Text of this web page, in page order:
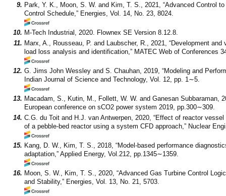
9. Park, Y. K., Moon, S. W. and Kim, T. S., 2021, “Advanced Control
Control Schedule,” Energies, Vol. 14, No. 23, 8024.
10. M-Tech Industrial, 2020. Flownex SE Version 8.12.8.
11. Marx, A., Rousseau, P. and Laubscher, R., 2021, “Development
load loss analysis and identification,” MATEC Web of Conferences
12. G. Jims John Wessley and S. Chauhan, 2019, “Modeling and
Indian Journal of Science and Technology, Vol. 12, pp. 1∼5.
13. Macadam, S., Kutin, M., Follett, W. W. and Ganesan Subbaraman,
European conference on sCO2 power system 2019, pp.300∼309.
14. C.G. du Toit and H.J. van Antwerpen, 2020, “Effect of reactor
of a pebble-bed reactor using a system CFD approach,” Nuclear
15. Kang, D. W., Kim, T. S., 2018, “Model-based performance
adaptation,” Applied Energy, Vol.212, pp.1345∼1359.
16. Moon, S. W., Kim, T. S., 2020, “Advanced Gas Turbine Control
and Stability,” Energies, Vol. 13, No. 21, 5703.